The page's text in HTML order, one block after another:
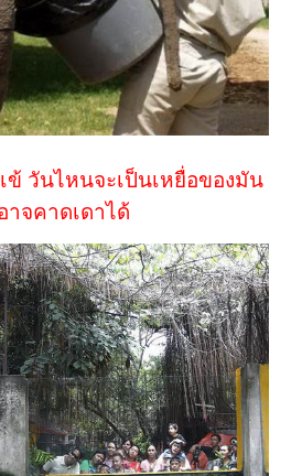
ข้ วันไหนจะเป็นเหยื่อของมัน
าจคาดเดาได้